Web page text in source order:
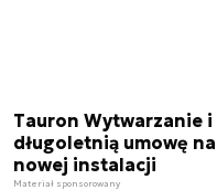
Tauron Wytwarzanie i
długoletnią umowę
nowej instalacji
Materiał sponsorowany